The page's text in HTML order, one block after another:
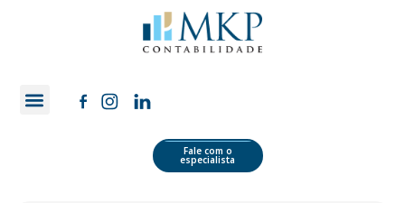
Fale com o
especialista